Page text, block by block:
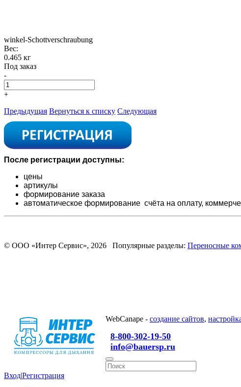
winkel-Schottverschraubung
Вес:
0.465 кг
Под заказ
-
+
Предыдущая Вернуться к списку Следующая
После регистрации доступны:
цены
артикулы
формирование заказа
автоматическое формирование счёта на оплату,
© ООО «Интер Сервис», 2026 Популярные разделы: Переносные
WebCanape - создание сайтов,
8-800-302-19-50
info@bauersp.ru
Вход|Регистрация